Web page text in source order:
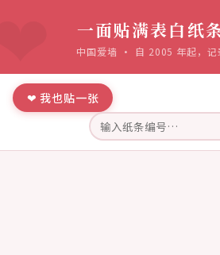
一面贴满表白纸
中国爱墙 · 自 2005 年起，记
❤ 我也贴一张